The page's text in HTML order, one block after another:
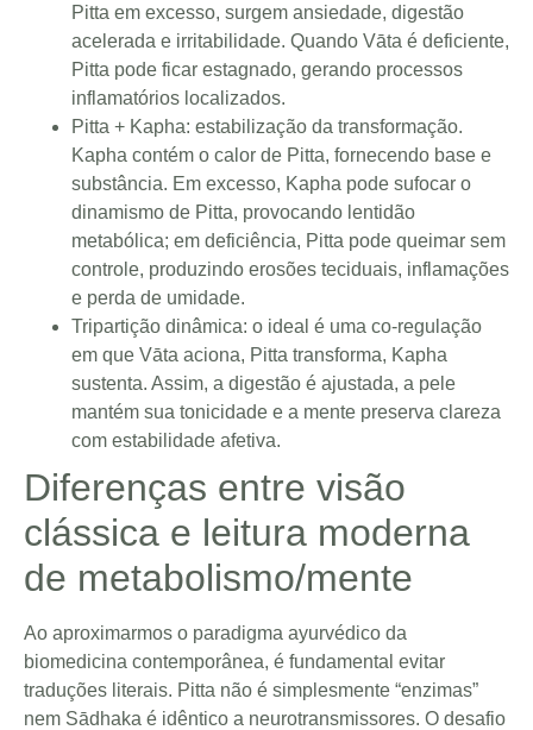
Pitta em excesso, surgem ansiedade, digestão
acelerada e irritabilidade. Quando Vāta é deficiente,
Pitta pode ficar estagnado, gerando processos
inflamatórios localizados.
Pitta + Kapha: estabilização da transformação.
Kapha contém o calor de Pitta, fornecendo base e
substância. Em excesso, Kapha pode sufocar o
dinamismo de Pitta, provocando lentidão
metabólica; em deficiência, Pitta pode queimar sem
controle, produzindo erosões teciduais, inflamações
e perda de umidade.
Tripartição dinâmica: o ideal é uma co-regulação
em que Vāta aciona, Pitta transforma, Kapha
sustenta. Assim, a digestão é ajustada, a pele
mantém sua tonicidade e a mente preserva clareza
com estabilidade afetiva.
Diferenças entre visão
clássica e leitura moderna
de metabolismo/mente
Ao aproximarmos o paradigma ayurvédico da
biomedicina contemporânea, é fundamental evitar
traduções literais. Pitta não é simplesmente “enzimas”
nem Sādhaka é idêntico a neurotransmissores. O desafio